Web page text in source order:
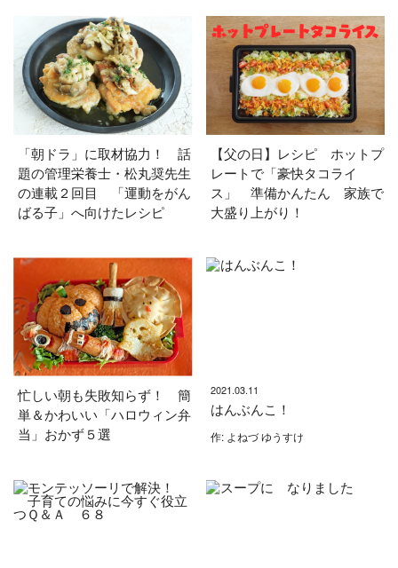
「朝ドラ」に取材協力！ 話
題の管理栄養士・松丸奨先生
の連載２回目 「運動をがん
ばる子」へ向けたレシピ
【父の日】レシピ ホットプ
レートで「豪快タコライ
ス」 準備かんたん 家族で
大盛り上がり！
忙しい朝も失敗知らず！ 簡
単＆かわいい「ハロウィン弁
当」おかず５選
2021.03.11
はんぶんこ！
作: よねづ ゆうすけ